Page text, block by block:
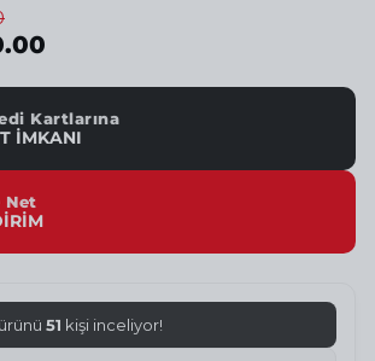
Kartlarına
İMKANI
Net
51 kişi inceliyor!